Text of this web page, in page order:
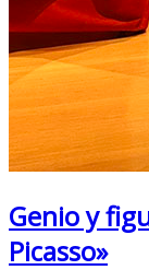
Genio y
Picasso»